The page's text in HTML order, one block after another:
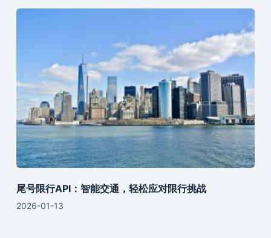
尾号限行API：智能交通，轻松应对限行挑战
2026-01-13